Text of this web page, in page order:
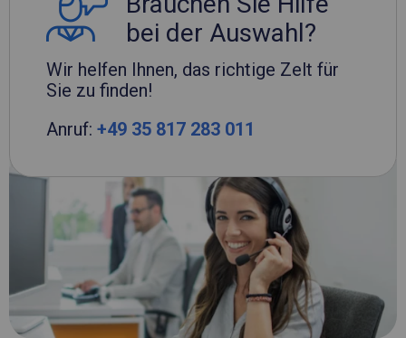
bei der Auswahl?
Wir helfen Ihnen, das richtige Zelt für
Sie zu finden!
Anruf: +49 35 817 283 011